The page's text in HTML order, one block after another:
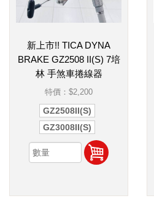
新上市!! TICA DYNA
BRAKE GZ2508 II(S) 7培
林 手煞車捲線器
特價： $2,200
GZ2508II(S)
GZ3008II(S)